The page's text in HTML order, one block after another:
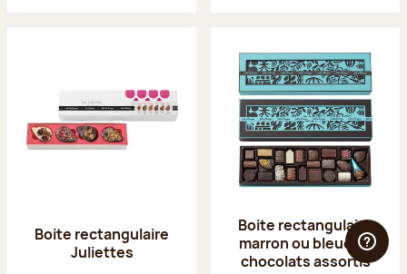
Boite rectangulaire
Juliettes
Boite rectangulaire
marron ou bleue 23
chocolats assortis